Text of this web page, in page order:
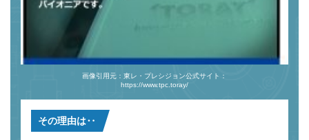
画像引用元：東レ・プレシジョン公式サイト：
https://www.tpc.toray/
その理由は‥